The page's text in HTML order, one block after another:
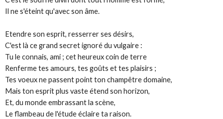
Il ne s'éteint qu'avec son âme.
Etendre son esprit, resserrer ses désirs,
C'est là ce grand secret ignoré du vulgaire :
Tu le connais, ami ; cet heureux coin de terre
Renferme tes amours, tes goûts et tes plaisirs ;
Tes voeux ne passent point ton champêtre domaine,
Mais ton esprit plus vaste étend son horizon,
Et, du monde embrassant la scène,
Le flambeau de l'étude éclaire ta raison.